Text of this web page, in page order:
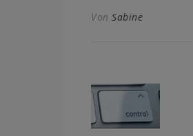
Von Sabine